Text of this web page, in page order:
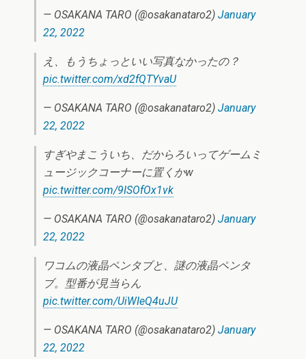
— OSAKANA TARO (@osakanataro2) January
22, 2022
え、もうちょっといい写真なかったの？
pic.twitter.com/xd2fQTYvaU
— OSAKANA TARO (@osakanataro2) January
22, 2022
すぎやまこういち、だからろいってゲームミ
ュージックコーナーに置くかw
pic.twitter.com/9ISOfOx1vk
— OSAKANA TARO (@osakanataro2) January
22, 2022
ワコムの液晶ペンタブと、謎の液晶ペンタ
ブ。型番が見当らん
pic.twitter.com/UiWIeQ4uJU
— OSAKANA TARO (@osakanataro2) January
22, 2022